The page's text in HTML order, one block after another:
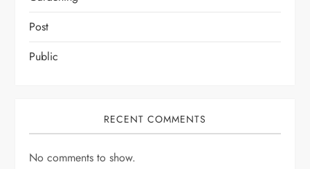
Post
Public
RECENT COMMENTS
No comments to show.